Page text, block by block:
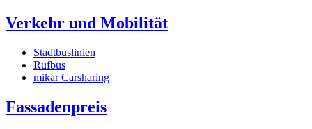
Verkehr und Mobilität
Stadtbuslinien
Rufbus
mikar Carsharing
Fassadenpreis